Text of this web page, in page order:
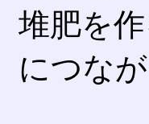
堆肥を
につな